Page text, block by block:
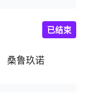
桑鲁玖诺
已结束